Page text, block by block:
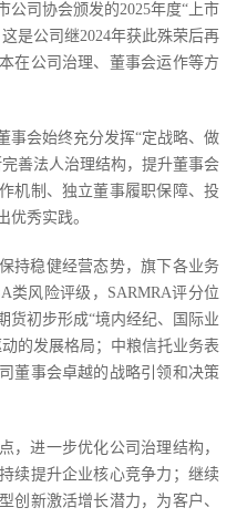
公司协会颁发的2025年度“上市
是公司继2024年获此殊荣后再
在公司治理、董事会运作等方
事会始终充分发挥“定战略、做
善法人治理结构，提升董事会
机制、独立董事履职保障、投
优秀实践。
持稳健经营态势，旗下各业务
类风险评级，SARMRA评分位
货初步形成“境内经纪、国际业
的发展格局；中粮信托业务表
董事会卓越的战略引领和决策
，进一步优化公司治理结构，
续提升企业核心竞争力；继续
创新激活增长潜力，为客户、